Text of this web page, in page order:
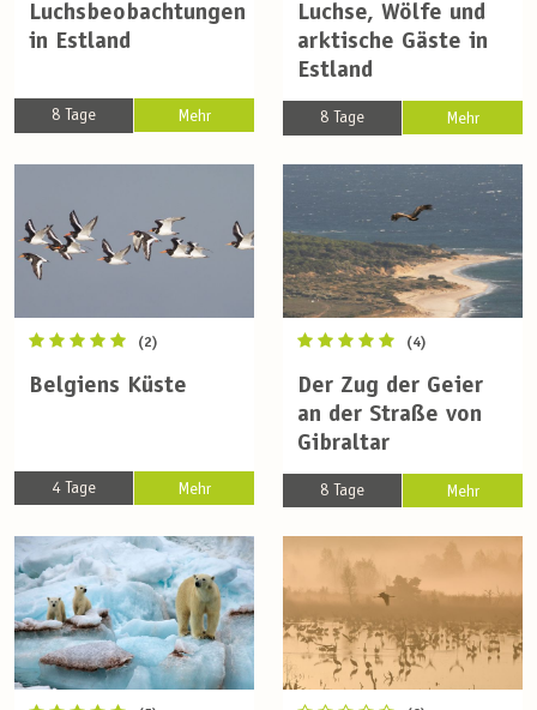
Luchsbeobachtungen
in Estland
8 Tage Mehr
Luchse, Wölfe und
arktische Gäste in
Estland
8 Tage Mehr
(2)
Belgiens Küste
4 Tage Mehr
(4)
Der Zug der Geier
an der Straße von
Gibraltar
8 Tage Mehr